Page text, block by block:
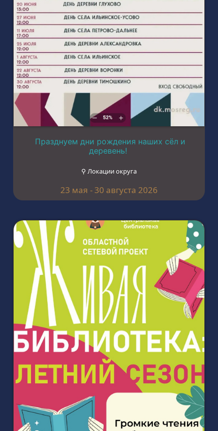
Празднуем дни рождения наших сёл и
деревень!
⚲ Локации округа
23 мая - 30 августа 2026